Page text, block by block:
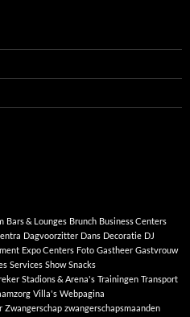
Bars & Lounges Brunch Business Centers
Dagvoorzitter Dans Decoratie DJ
Expo Centers Foto Gastheer Gastvrouw
Services Show Snacks
Stadions & Arena's Trainingen Transport
Villa's Webpagina
Zwangerschap zwangerschapsmaanden